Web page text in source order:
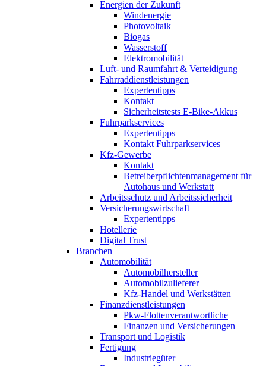
Energien der Zukunft
Windenergie
Photovoltaik
Biogas
Wasserstoff
Elektromobilität
Luft- und Raumfahrt & Verteidigung
Fahrraddienstleistungen
Expertentipps
Kontakt
Sicherheitstests E-Bike-Akkus
Fuhrparkservices
Expertentipps
Kontakt Fuhrparkservices
Kfz-Gewerbe
Kontakt
Betreiberpflichtenmanagement für
Autohaus und Werkstatt
Arbeitsschutz und Arbeitssicherheit
Versicherungswirtschaft
Expertentipps
Hotellerie
Digital Trust
Branchen
Automobilität
Automobilhersteller
Automobilzulieferer
Kfz-Handel und Werkstätten
Finanzdienstleistungen
Pkw‑Flottenverantwortliche
Finanzen und Versicherungen
Transport und Logistik
Fertigung
Industriegüter